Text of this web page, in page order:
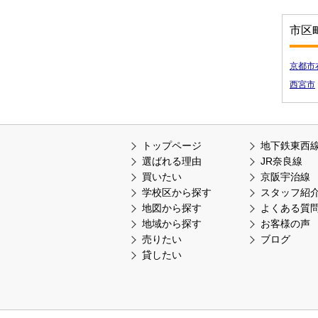
市区
京都市
西宮市
トップページ
選ばれる理由
買いたい
学校区から探す
地図から探す
地域から探す
売りたい
貸したい
地下鉄東西
JR奈良線
京阪宇治線
スタッフ紹
よくある質問
お客様の声
ブログ